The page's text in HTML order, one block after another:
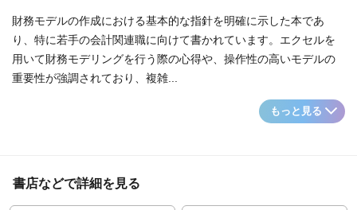
財務モデルの作成における基本的な指針を明確に示した本であ
り、特に若手の会計関連職に向けて書かれています。エクセルを
用いて財務モデリングを行う際の心得や、操作性の高いモデルの
重要性が強調されており、複雑...
もっと見る
書店などで詳細を見る